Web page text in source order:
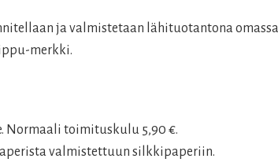
ja valmistetaan lähituotantona
merkki.
Normaali toimituskulu 5,90 €.
valmistettuun silkkipaperiin.